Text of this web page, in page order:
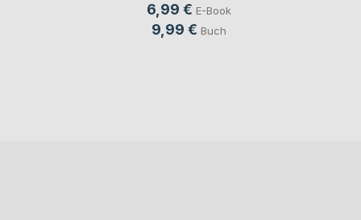
6,99 € E-Book
9,99 € Buch